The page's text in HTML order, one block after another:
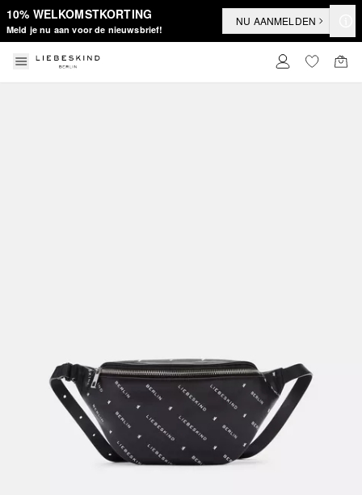
10% WELKOMSTKORTING
Meld je nu aan voor de nieuwsbrief!
NU AANMELDEN